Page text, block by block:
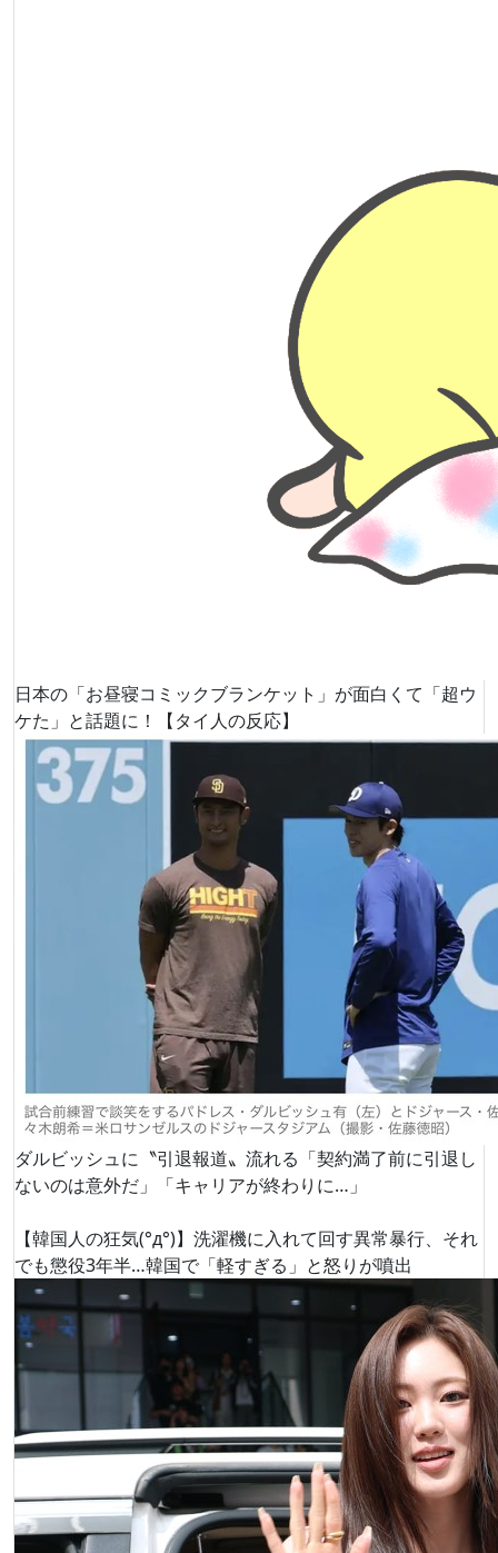
日本の「お昼寝コミックブランケット」が面白くて「超ウ
ケた」と話題に！【タイ人の反応】
ダルビッシュに〝引退報道〟流れる「契約満了前に引退し
ないのは意外だ」「キャリアが終わりに…」
【韓国人の狂気(°д°)】洗濯機に入れて回す異常暴行、それ
でも懲役3年半…韓国で「軽すぎる」と怒りが噴出